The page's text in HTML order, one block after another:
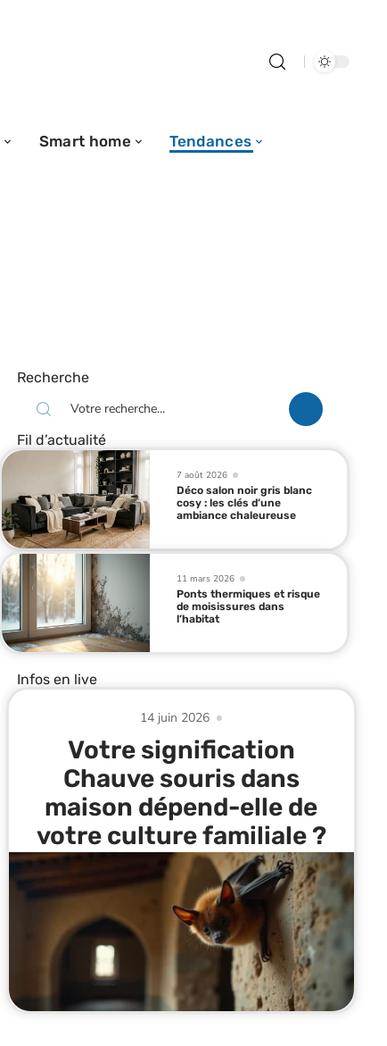
Smart home Tendances
Recherche
Fil d’actualité
7 août 2026
Déco salon noir gris blanc
cosy : les clés d’une
ambiance chaleureuse
11 mars 2026
Ponts thermiques et risque
de moisissures dans
l’habitat
Infos en live
14 juin 2026
Votre signification
Chauve souris dans
maison dépend-elle de
votre culture familiale ?